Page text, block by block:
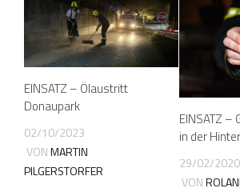
EINSATZ – Ölaustritt
Donaupark
02/10/2023
VONMARTIN
PILGERSTORFER
EINSATZ –
in der
29/02/2020
VON